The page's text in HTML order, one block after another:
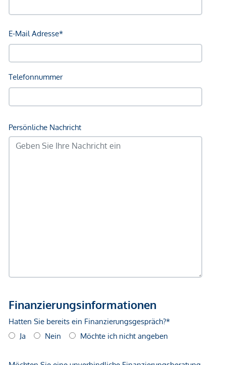
*Der Vertrag kommt nicht mit der INFINA Credit Broker
Immobilienunternehmen angeboten. Allfällige aus dem
Vertragsabschluss resultierende Rechte sind ausschließlich
gegenüber dem anbietenden Immobilienunternehmen
unverbindliche Vorabinformationen sind und daher ohne
Gewähr erfolgen. Der Vermittler ist als Doppelmakler tätig.